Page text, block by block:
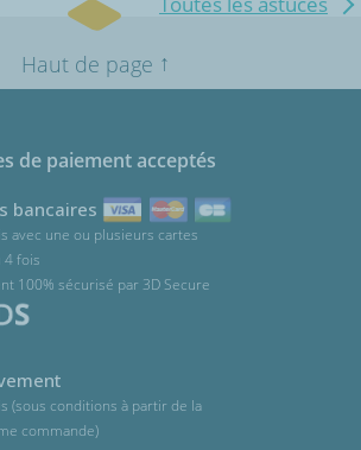
Haut de page ↑
de paiement acceptés
bancaires
avec une ou plusieurs cartes
4 fois
100% sécurisé par 3D Secure
(sous conditions à partir de la
commande)